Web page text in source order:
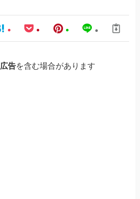
広告を含む場合があります